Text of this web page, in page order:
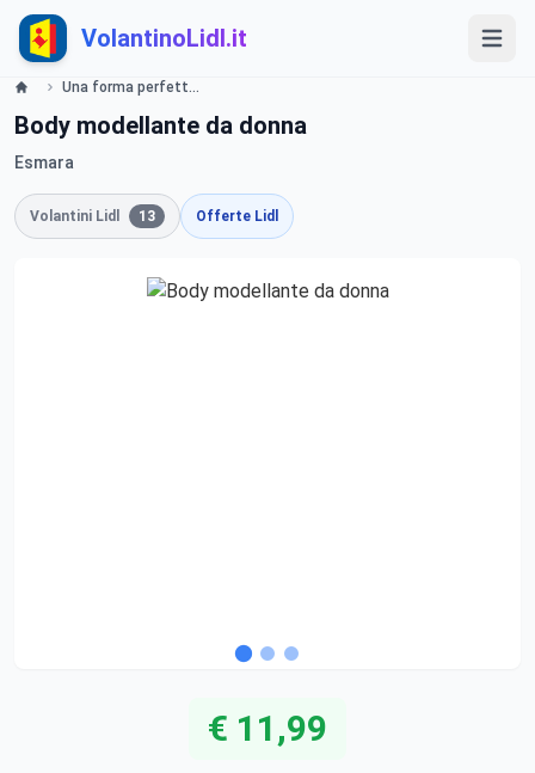
VolantinoLidl.it
Una forma perfetta Lidl
Body modellante da donna
Esmara
Volantini Lidl 13 Offerte Lidl
€ 11,99